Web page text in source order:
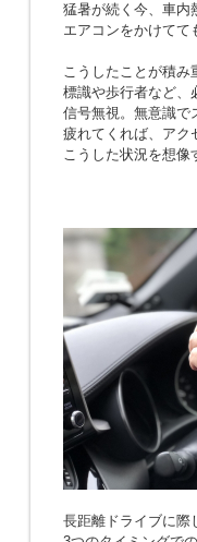
猛暑が続く今、車内
エアコンをかけてて
こうしたことが積み
標識や歩行者など、
信号無視。無意識で
疲れてくれば、アク
こうした状況を想像
長距離ドライブに際